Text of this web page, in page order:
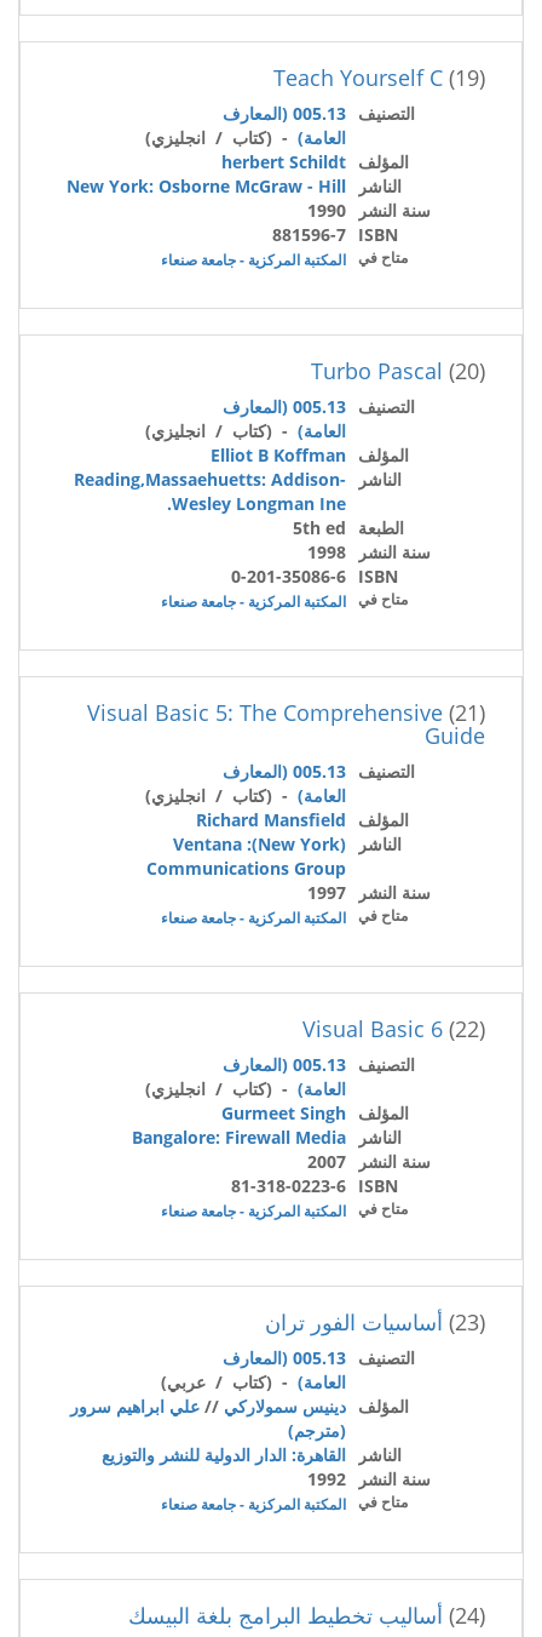
(19)
Teach Yourself C
التصنيف
005.13 (المعارف
العامة) - (كتاب / انجليزي)
المؤلف herbert Schildt
الناشر
New York: Osborne McGraw - Hill
سنة النشر
1990
ISBN
881596-7
متاح في المكتبة المركزية - جامعة صنعاء
(20)
Turbo Pascal
التصنيف
005.13 (المعارف
العامة) - (كتاب / انجليزي)
المؤلف Elliot B Koffman
الناشر
Reading,Massaehuetts: Addison-
Wesley Longman Ine.
الطبعة
5th ed
سنة النشر
1998
ISBN
0-201-35086-6
متاح في المكتبة المركزية - جامعة صنعاء
(21)
Visual Basic 5: The Comprehensive
Guide
التصنيف
005.13 (المعارف
العامة) - (كتاب / انجليزي)
المؤلف
Richard Mansfield
الناشر
(New York): Ventana
Communications Group
سنة النشر
1997
متاح في المكتبة المركزية - جامعة صنعاء
(22)
Visual Basic 6
التصنيف
005.13 (المعارف
العامة) - (كتاب / انجليزي)
المؤلف Gurmeet Singh
الناشر
Bangalore: Firewall Media
سنة النشر
2007
ISBN
81-318-0223-6
متاح في المكتبة المركزية - جامعة صنعاء
(23) أساسيات الفور تران
التصنيف
005.13 (المعارف
العامة) - (كتاب / عربي)
المؤلف دينيس سمولاركي // علي ابراهيم سرور
(مترجم)
الناشر
القاهرة: الدار الدولية للنشر والتوزيع
سنة النشر
1992
متاح في المكتبة المركزية - جامعة صنعاء
(24) أساليب تخطيط البرامج بلغة البيسك